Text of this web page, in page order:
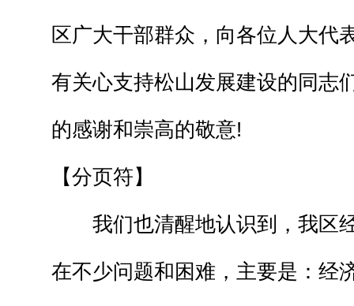
区广大干部群众，向各位人大代
有关心支持松山发展建设的同志
的感谢和崇高的敬意!
【分页符】
我们也清醒地认识到，我区
在不少问题和困难，主要是：经